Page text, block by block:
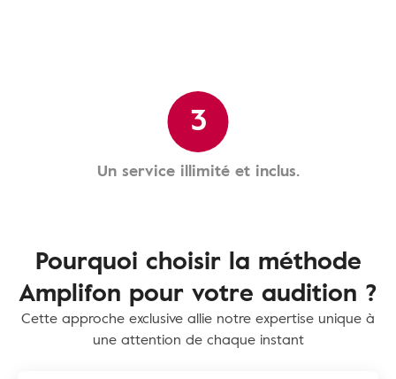
3
Un service illimité et inclus.
Pourquoi choisir la méthode
Amplifon pour votre audition ?
Cette approche exclusive allie notre expertise unique à
une attention de chaque instant